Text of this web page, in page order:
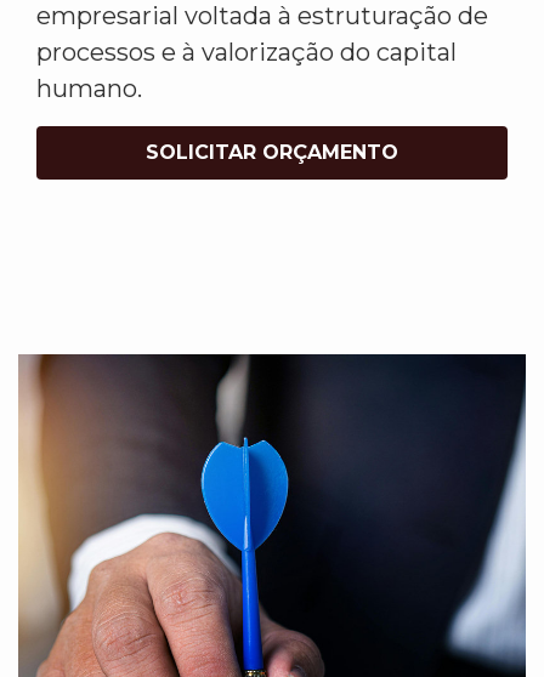
empresarial voltada à estruturação de
processos e à valorização do capital
humano.
SOLICITAR ORÇAMENTO